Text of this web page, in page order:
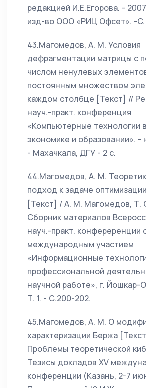
редакцией И.Е.Егорова. -
изд-во ООО «РИЦ Офсет». -C.
43.Магомедов, А. М. Условия
дефрагментации матрицы с
числом ненулевых
постоянным множеством
каждом столбце [Текст] //
науч.-практ. конференция
«Компьютерные технологии
экономике и образовании». -
- Махачкала, ДГУ - 2 c.
44.Магомедов, А. М.
подход к задаче
[Текст] / А. М. Магомедов, Т.
Сборник материалов
науч.-практ. конфереренции
международным участием
«Информационные
профессиональной
научной работе», г. Йошкар-
Т. 1. - С.200-202.
45.Магомедов, А. М. О
характеризации Бержа
Проблемы теоретической
Тезисы докладов XV
конференции (Казань, 2-7